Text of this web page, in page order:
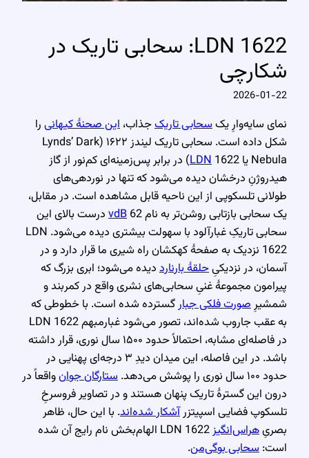
LDN 1622: سحابی تاریک در
شکارچی
2026-01-22
نمای سایه‌وارِ یکسحابی تاریکجذاب،این صحنهٔ کیهانیرا
شکل داده است. سحابی تاریک لیندز ۱۶۲۲ (Lynds’ Dark
Nebula یا
LDN1622) در برابر پس‌زمینه‌ای کم‌نور از گاز
هیدروژنِ درخشان دیده می‌شود که تنها در نوردهی‌های
طولانی تلسکوپی از این ناحیه قابل مشاهده است. در مقابل،
یک سحابی بازتابی روشن‌تر به نام
vdB62 درست بالای این
سحابی تاریکِ غبارآلود با سهولت بیشتری دیده می‌شود. LDN
1622 نزدیک به صفحهٔ کهکشان راه شیری ما قرار دارد و در
آسمان، در نزدیکیِحلقهٔ بارنارددیده می‌شود؛ ابری بزرگ که
پیرامون مجموعهٔ غنیِ سحابی‌های نشری واقع در کمربند و
شمشیرِصورت فلکی جبارگسترده شده است. با خطوطی که
به عقب جاروب شده‌اند، تصور می‌شود غبارمبهم LDN 1622
در فاصله‌ای مشابه، احتمالاً حدود ۱۵۰۰ سال نوری، قرار داشته
باشد. در این فاصله، این میدان دیدِ ۳ درجه‌ای پهنایی در
حدود ۱۰۰ سال نوری را پوشش می‌دهد.
ستارگان جوانواقعاً در
درون این گسترهٔ تاریک پنهان هستند و در تصاویر فروسرخِ
تلسکوپ فضایی اسپیتزرآشکار شده‌اند. با این حال، ظاهر
بصریِهراس‌انگیز
LDN 1622 الهام‌بخش نام رایج آن شده
است:سحابی بوگی‌من.